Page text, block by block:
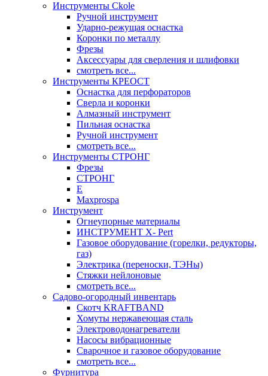
Инструменты Ckole
Ручной инструмент
Ударно‑режущая оснастка
Коронки по металлу
Фрезы
Аксессуары для сверления и шлифовки
смотреть все...
Инструменты КРЕОСТ
Оснастка для перфораторов
Сверла и коронки
Алмазный инструмент
Пильная оснастка
Ручной инструмент
смотреть все...
Инструменты СТРОНГ
Фрезы
СТРОНГ
Е
Maxprospa
Инструмент
Огнеупорные материалы
ИНСТРУМЕНТ X- Pert
Газовое оборудование (горелки, редукторы,
газ)
Электрика (переноски, ТЭНы)
Стяжки нейлоновые
смотреть все...
Садово-огородный инвентарь
Скотч KRAFTBAND
Хомуты нержавеющая сталь
Электроводонагреватели
Насосы вибрационные
Сварочное и газовое оборудование
смотреть все...
Фурнитура